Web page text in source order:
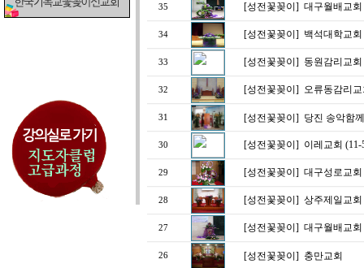
35 [성전꽃꽂이] 대구월배교
34 [성전꽃꽂이] 백석대학교회
33 [성전꽃꽂이] 동원감리교회
32 [성전꽃꽂이] 오류동감리
31 [성전꽃꽂이] 당진 송악함
30 [성전꽃꽂이] 이레교회 (11-
29 [성전꽃꽂이] 대구성로교회
28 [성전꽃꽂이] 상주제일교
27 [성전꽃꽂이] 대구월배교
26 [성전꽃꽂이] 충만교회